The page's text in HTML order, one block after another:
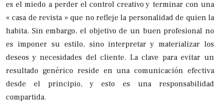
es el miedo a perder el control creativo y terminar con una
« casa de revista » que no refleje la personalidad de quien la
habita. Sin embargo, el objetivo de un buen profesional no
es imponer su estilo, sino interpretar y materializar los
deseos y necesidades del cliente. La clave para evitar un
resultado genérico reside en una comunicación efectiva
desde el principio, y esto es una responsabilidad
compartida.